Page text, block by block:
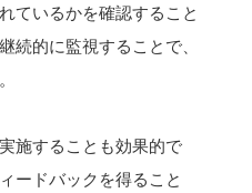
ているかを確認すること
続的に監視することで、
施することも効果的で
ードバックを得ること